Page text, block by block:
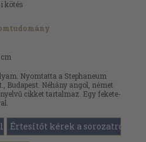
kötés
Nyomtatta a Stephaneum
Budapest. Néhány angol, német
cikket tartalmaz. Egy fekete-
Értesítőt kérek a sorozatról